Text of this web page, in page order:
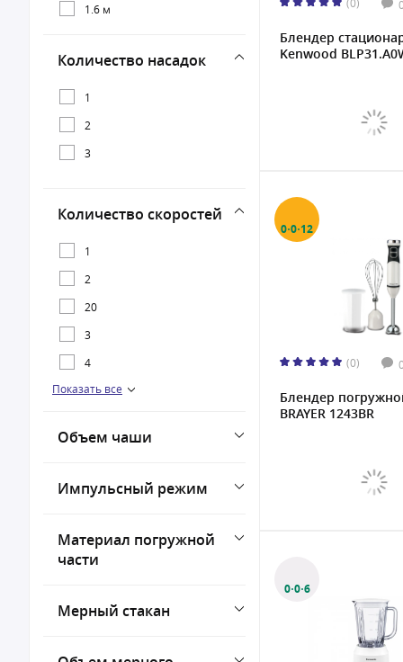
1300 Вт
1.6 м
Количество насадок
1
2
3
Количество скоростей
1
2
20
3
4
5
Показать все
Объем чаши
Импульсный режим
Материал погружной
части
Мерный стакан
0
Блендер
Kenwood
0·0·12
(0) 0
Блендер
BRAYER 1243BR
0·0·6